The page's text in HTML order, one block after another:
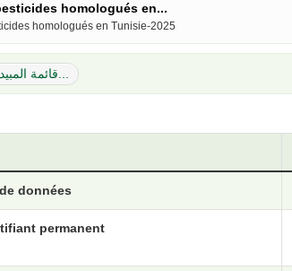
homologués en...
homologués en Tunisie-2025
données
permanent